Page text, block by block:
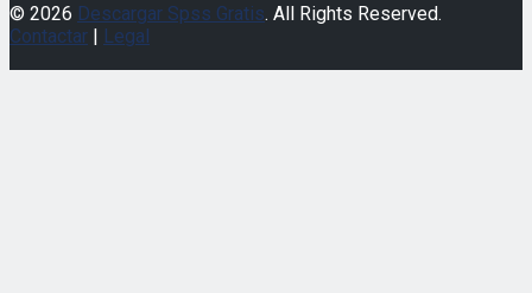
© 2026 Descargar Spss Gratis. All Rights Reserved.
Contactar | Legal